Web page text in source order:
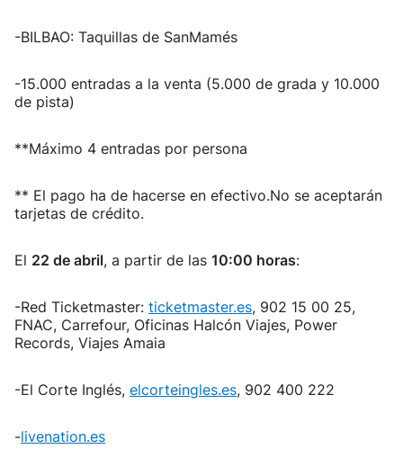
-BILBAO: Taquillas de SanMamés
-15.000 entradas a la venta (5.000 de grada y 10.000
de pista)
**Máximo 4 entradas por persona
** El pago ha de hacerse en efectivo.No se aceptarán
tarjetas de crédito.
El 22 de abril, a partir de las 10:00 horas:
-Red Ticketmaster: ticketmaster.es, 902 15 00 25,
FNAC, Carrefour, Oficinas Halcón Viajes, Power
Records, Viajes Amaia
-El Corte Inglés, elcorteingles.es, 902 400 222
-livenation.es